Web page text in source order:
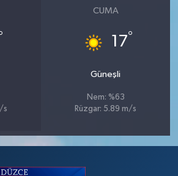
s
CUMA
17°
Güneşli
Nem: %63
Rüzgar: 5.89 m/s